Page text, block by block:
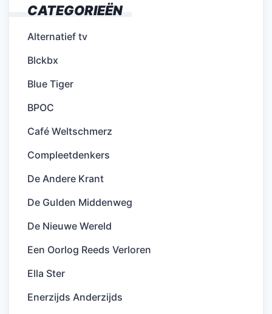
CATEGORIEËN
Alternatief tv
Blckbx
Blue Tiger
BPOC
Café Weltschmerz
Compleetdenkers
De Andere Krant
De Gulden Middenweg
De Nieuwe Wereld
Een Oorlog Reeds Verloren
Ella Ster
Enerzijds Anderzijds